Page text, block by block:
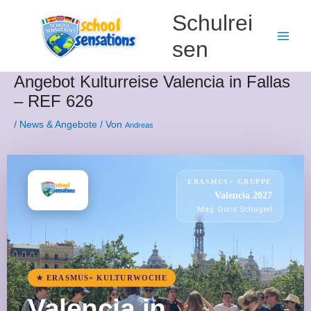
Schulrei
sen
Angebot Kulturreise Valencia in Fallas
– REF 626
/ News & Angebote / Von Andreas
ERASMUS+ GRUPPE
Valencia 2027
Mag. Doris Schagerl
★ ERASMUS+ KULTURWOCHE